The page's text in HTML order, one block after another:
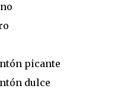
picante
dulce